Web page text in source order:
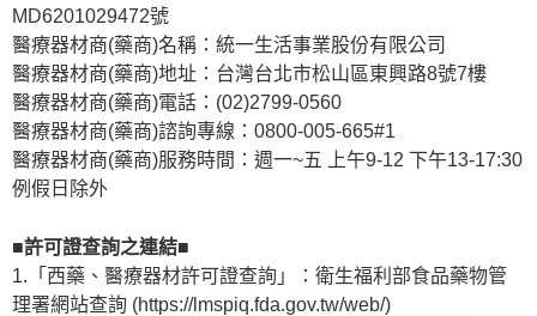
MD6201029472號
醫療器材商(藥商)名稱：統一生活事業股份有限公司
醫療器材商(藥商)地址：台灣台北市松山區東興路8號7樓
醫療器材商(藥商)電話：(02)2799-0560
醫療器材商(藥商)諮詢專線：0800-005-665#1
醫療器材商(藥商)服務時間：週一~五 上午9-12 下午13-17:30
例假日除外
■許可證查詢之連結■
1.「西藥、醫療器材許可證查詢」：衛生福利部食品藥物管
理署網站查詢 (https://lmspiq.fda.gov.tw/web/)